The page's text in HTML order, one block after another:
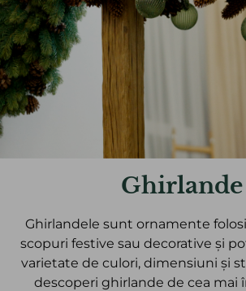
Ghirlande
Ghirlandele sunt ornamente
scopuri festive sau decorative și
varietate de culori, dimensiuni și
descoperi ghirlande de cea mai